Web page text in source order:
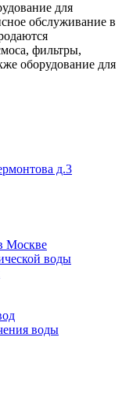
для
обслуживание в
фильтры,
оборудование для
д.3
Москве
воды
воды